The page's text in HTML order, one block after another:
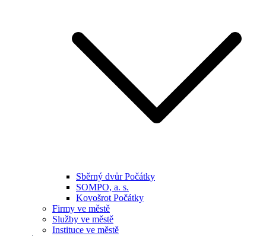
Sběrný dvůr Počátky
SOMPO, a. s.
Kovošrot Počátky
Firmy ve městě
Služby ve městě
Instituce ve městě